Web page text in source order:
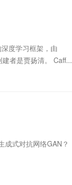
度学习框架，由
者是贾扬清。 Caff...
式对抗网络GAN？